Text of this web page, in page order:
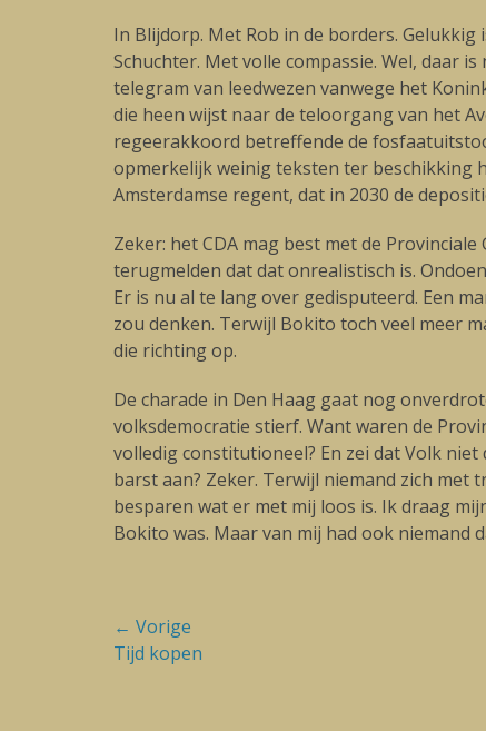
In Blijdorp. Met Rob in de borders.
Schuchter. Met volle compassie. Wel, daar
telegram van leedwezen vanwege het
die heen wijst naar de teloorgang van het
regeerakkoord betreffende de
opmerkelijk weinig teksten ter beschikking
Amsterdamse regent, dat in 2030 de
Zeker: het CDA mag best met de
terugmelden dat dat onrealistisch is.
Er is nu al te lang over gedisputeerd. Een
zou denken. Terwijl Bokito toch veel meer
die richting op.
De charade in Den Haag gaat nog
volksdemocratie stierf. Want waren de
volledig constitutioneel? En zei dat Volk
barst aan? Zeker. Terwijl niemand zich met
besparen wat er met mij loos is. Ik draag
Bokito was. Maar van mij had ook niemand
Bericht
navigatie
← Vorige
Vorige
Tijd kopen